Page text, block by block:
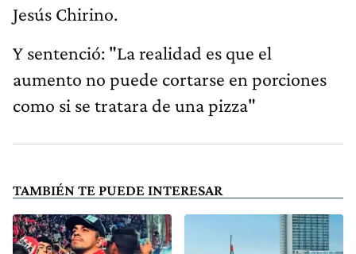
Jesús Chirino.
Y sentenció: "La realidad es que el
aumento no puede cortarse en porciones
como si se tratara de una pizza"
TAMBIÉN TE PUEDE INTERESAR